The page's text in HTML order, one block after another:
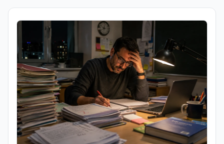
editor. La formazione umanistica ha
contribuito a sviluppare il suo interesse
per la scrittura, l’analisi dei testi e la
divulgazione, competenze che oggi
applica nel lavoro giornalistico e nella
produzione di contenuti. Il suo percorso
di studi si è concentrato sulle dinamiche
culturali, sui processi migratori e sul
dialogo tra società e religioni, con
particolare attenzione alla
comunicazione e alla mediazione. Da
circa dieci anni lavora nel campo della